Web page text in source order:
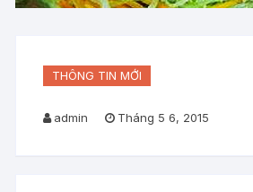
THÔNG TIN MỚI
admin Tháng 5 6, 2015